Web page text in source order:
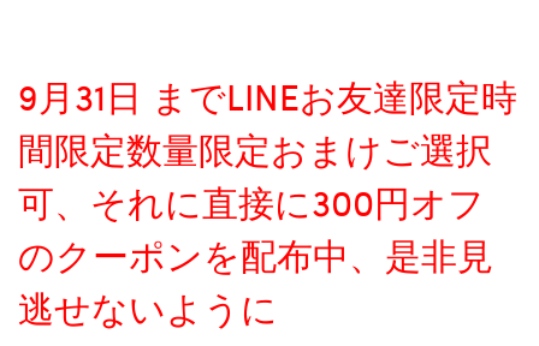
9月31日 までLINEお友達限定時
間限定数量限定おまけご選択
可、それに直接に300円オフ
のクーポンを配布中、是非見
逃せないように